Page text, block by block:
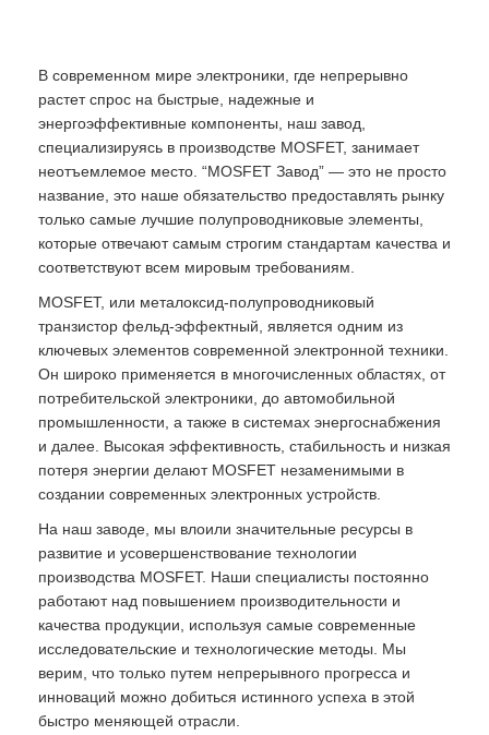
В современном мире электроники, где непрерывно
растет спрос на быстрые, надежные и
энергоэффективные компоненты, наш завод,
специализируясь в производстве MOSFET, занимает
неотъемлемое место. “MOSFET Завод” — это не просто
название, это наше обязательство предоставлять рынку
только самые лучшие полупроводниковые элементы,
которые отвечают самым строгим стандартам качества и
соответствуют всем мировым требованиям.
MOSFET, или металоксид-полупроводниковый
транзистор фельд-эффектный, является одним из
ключевых элементов современной электронной техники.
Он широко применяется в многочисленных областях, от
потребительской электроники, до автомобильной
промышленности, а также в системах энергоснабжения
и далее. Высокая эффективность, стабильность и низкая
потеря энергии делают MOSFET незаменимыми в
создании современных электронных устройств.
На наш заводе, мы влоили значительные ресурсы в
развитие и усовершенствование технологии
производства MOSFET. Наши специалисты постоянно
работают над повышением производительности и
качества продукции, используя самые современные
исследовательские и технологические методы. Мы
верим, что только путем непрерывного прогресса и
инноваций можно добиться истинного успеха в этой
быстро меняющей отрасли.